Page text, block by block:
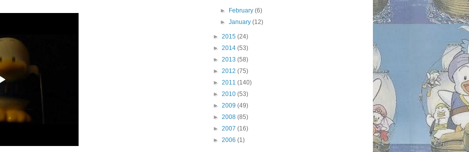
► February(6)
►January(12)
► 2015 (24)
► 2014 (53)
► 2013 (58)
► 2012 (75)
► 2011 (140)
► 2010 (53)
► 2009 (49)
► 2008 (85)
► 2007 (16)
► 2006 (1)